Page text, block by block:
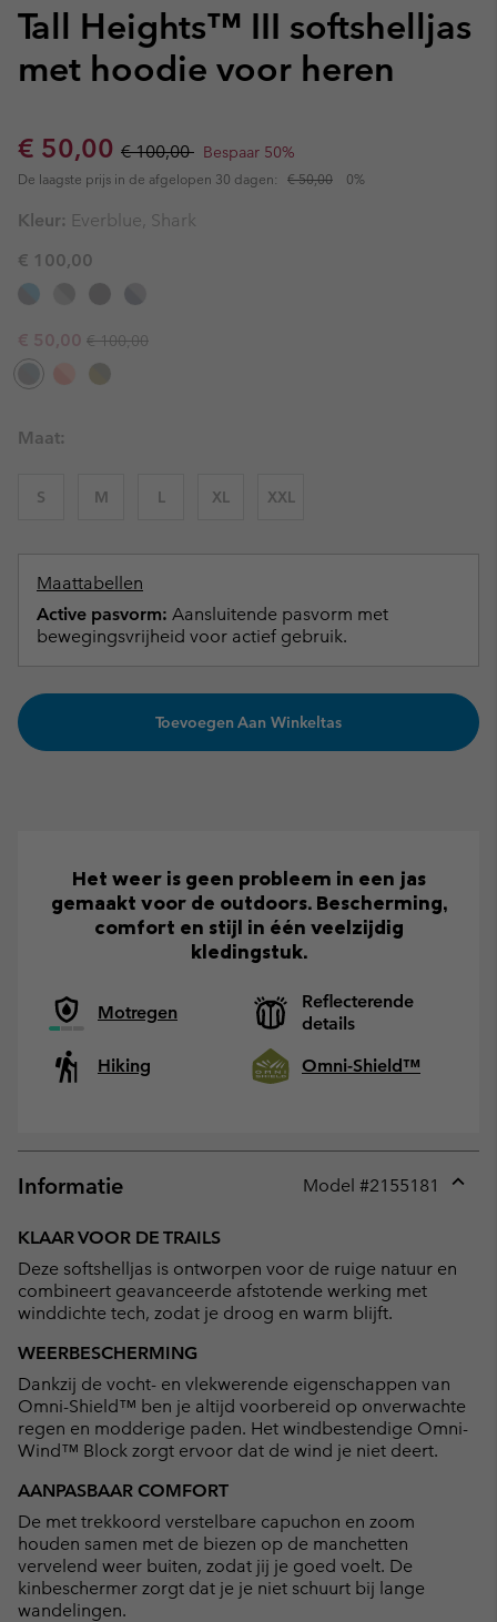
Tall Heights™ III softshelljas
met hoodie voor heren
Sale price:
€ 50,00 Regular price:
€ 100,00 Bespaar 50%
De laagste prijs in de afgelopen 30 dagen: € 50,00 0%
Kleur: Everblue, Shark
€ 100,00
Sale price:
€ 50,00 Regular price:
€ 100,00
Maat:
S M L XL XXL
Maattabellen
Active pasvorm: Aansluitende pasvorm met
bewegingsvrijheid voor actief gebruik.
Toevoegen Aan Winkeltas
Het weer is geen probleem in een jas
gemaakt voor de outdoors. Bescherming,
comfort en stijl in één veelzijdig
kledingstuk.
Motregen
Reflecterende
details
Hiking
Omni-Shield™
Informatie Model #2155181
KLAAR VOOR DE TRAILS
Deze softshelljas is ontworpen voor de ruige natuur en
combineert geavanceerde afstotende werking met
winddichte tech, zodat je droog en warm blijft.
WEERBESCHERMING
Dankzij de vocht- en vlekwerende eigenschappen van
Omni-Shield™ ben je altijd voorbereid op onverwachte
regen en modderige paden. Het windbestendige Omni-
Wind™ Block zorgt ervoor dat de wind je niet deert.
AANPASBAAR COMFORT
De met trekkoord verstelbare capuchon en zoom
houden samen met de biezen op de manchetten
vervelend weer buiten, zodat jij je goed voelt. De
kinbeschermer zorgt dat je je niet schuurt bij lange
wandelingen.